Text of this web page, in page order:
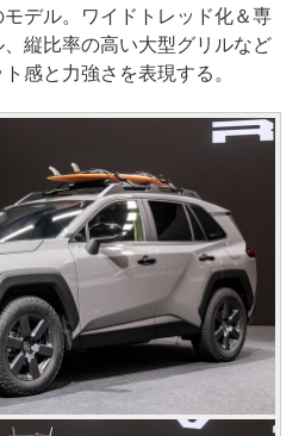
デル。ワイドトレッド化＆専
縦比率の高い大型グリルなど
感と力強さを表現する。